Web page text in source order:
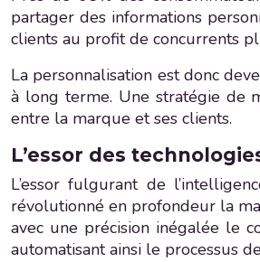
partager des informations
clients au profit de concurrents
La personnalisation est donc
à long terme. Une stratégie de
entre la marque et ses clients.
L’essor des
L’essor fulgurant de
révolutionné en profondeur la
avec une précision inégalée le
automatisant ainsi le processus